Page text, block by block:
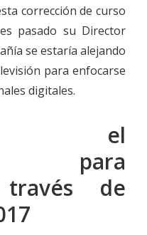
corrección de curso
pasado su Director
se estaría alejando
para enfocarse
digitales.
el
para
de